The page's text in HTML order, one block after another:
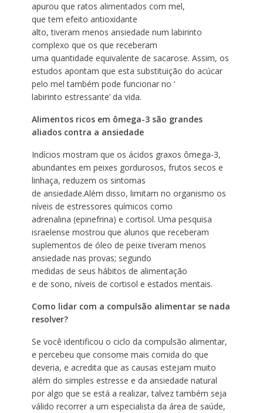
apurou que ratos alimentados com mel,
que tem efeito antioxidante
alto, tiveram menos ansiedade num labirinto
complexo que os que receberam
uma quantidade equivalente de sacarose. Assim, os
estudos apontam que esta substituição do acúcar
pelo mel também pode funcionar no ‘
labirinto estressante’ da vida.
Alimentos ricos em ômega-3 são grandes
aliados contra a ansiedade
Indícios mostram que os ácidos graxos ômega-3,
abundantes em peixes gordurosos, frutos secos e
linhaça, reduzem os sintomas
de ansiedade.Além disso, limitam no organismo os
níveis de estressores químicos como
adrenalina (epinefrina) e cortisol. Uma pesquisa
israelense mostrou que alunos que receberam
suplementos de óleo de peixetiveram menos
ansiedade nas provas; segundo
medidas de seus hábitos de alimentação
e de sono, níveis de cortisol e estados mentais.
Como lidar com a compulsão alimentar se nada
resolver?
Se você identificou o ciclo da compulsão alimentar,
e percebeu que consome mais comida do que
deveria, e acredita que as causas estejam muito
além do simples estresse e da ansiedade natural
por algo que se está a realizar, talvez também seja
válido recorrer a um especialista da área de saúde,